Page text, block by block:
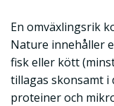
En omväxlingsrik
Nature innehåller
fisk eller kött
tillagas skonsamt i
proteiner och